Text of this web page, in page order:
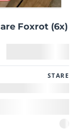
Foxrot (6x)
STARE